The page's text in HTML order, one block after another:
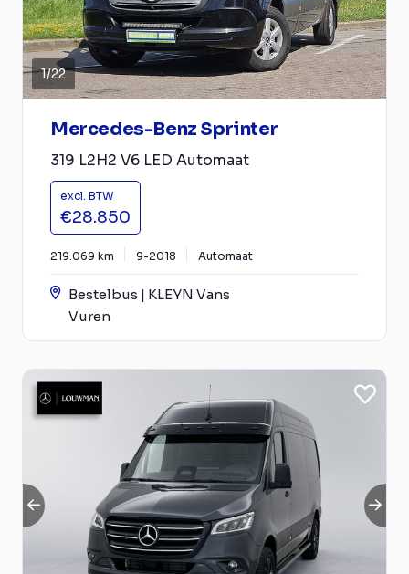
1/22
Mercedes-Benz Sprinter
319 L2H2 V6 LED Automaat
excl. BTW
€28.850
219.069 km 9-2018 Automaat
Bestelbus | KLEYN Vans
Vuren